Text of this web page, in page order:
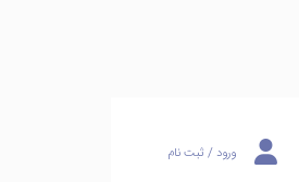
ورود / ثبت نام